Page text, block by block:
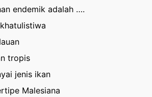
endemik adalah ….
tropis
jenis ikan
Malesiana